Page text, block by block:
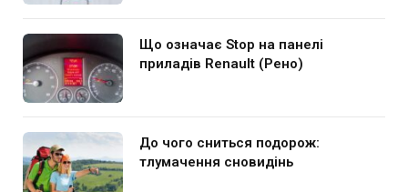
Що означає Stop на панелі
приладів Renault (Рено)
До чого сниться подорож:
тлумачення сновидінь